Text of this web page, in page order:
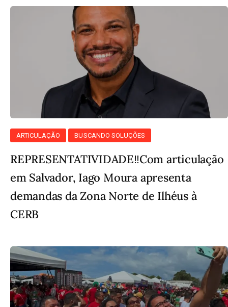
ARTICULAÇÃO BUSCANDO SOLUÇÕES
REPRESENTATIVIDADE‼️Com articulação
em Salvador, Iago Moura apresenta
demandas da Zona Norte de Ilhéus à
CERB